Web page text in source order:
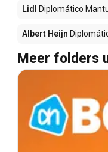
Lidl Diplomático
Albert Heijn
Meer folders